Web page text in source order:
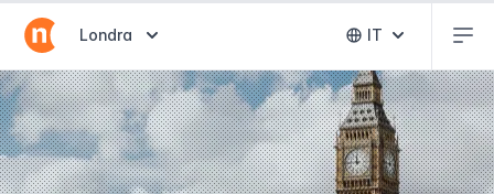
Abrir selector de destinos
Londra Abrir selector
IT